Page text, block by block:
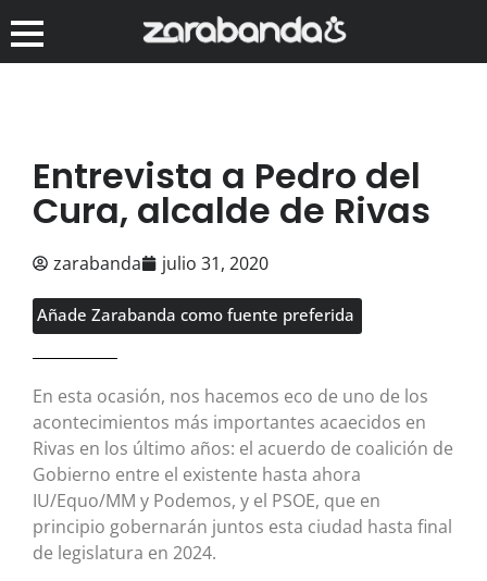
Entrevista a Pedro del
Cura, alcalde de Rivas
zarabanda julio 31, 2020
Añade Zarabanda como fuente preferida
En esta ocasión, nos hacemos eco de uno de los
acontecimientos más importantes acaecidos en
Rivas en los último años: el acuerdo de coalición de
Gobierno entre el existente hasta ahora
IU/Equo/MM y Podemos, y el PSOE, que en
principio gobernarán juntos esta ciudad hasta final
de legislatura en 2024.